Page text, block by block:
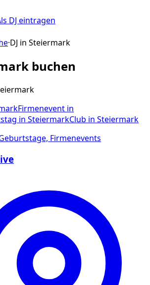
DJ eintragen
·DJ in Steiermark
buchen
Firmenevent in
in SteiermarkClub in Steiermark
Firmenevents